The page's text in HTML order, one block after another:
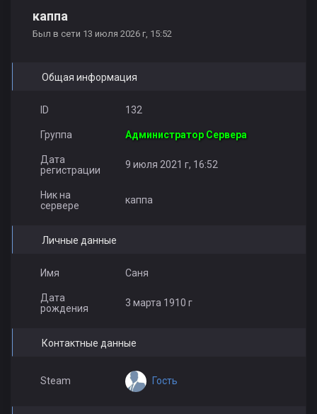
каппа
Был в сети 13 июля 2026 г, 15:52
Общая информация
ID 132
Группа Администратор Сервера
Дата
регистрации
9 июля 2021 г, 16:52
Ник на
сервере
каппа
Личные данные
Имя Саня
Дата
рождения
3 марта 1910 г
Контактные данные
Steam Гость